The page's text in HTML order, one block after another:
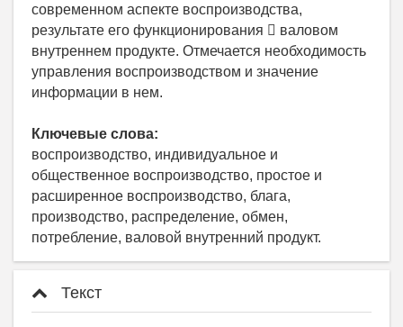
современном аспекте воспроизводства,
результате его функционирования  валовом
внутреннем продукте. Отмечается необходимость
управления воспроизводством и значение
информации в нем.
Ключевые слова:
воспроизводство, индивидуальное и
общественное воспроизводство, простое и
расширенное воспроизводство, блага,
производство, распределение, обмен,
потребление, валовой внутренний продукт.
Текст